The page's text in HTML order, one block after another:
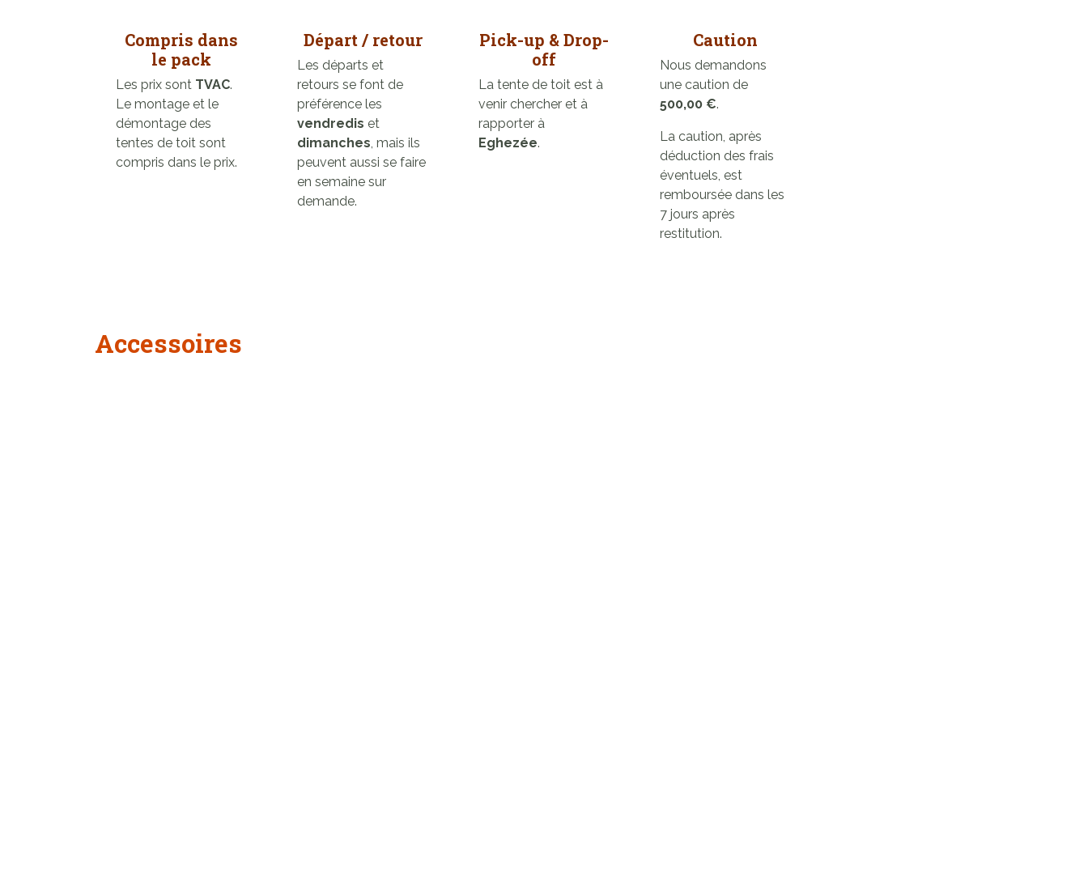
Compris dans
le pack
Les prix sont TVAC.
Le montage et le
démontage des
tentes de toit sont
compris dans le prix.
Départ / retour
Les départs et
retours se font de
préférence les
vendredis et
dimanches, mais ils
peuvent aussi se faire
en semaine sur
demande.
Pick-up & Drop-
off
La tente de toit est à
venir chercher et à
rapporter à
Eghezée.
Caution
Nous demandons
une caution de
500,00 €.
La caution, après
déduction des frais
éventuels, est
remboursée dans les
7 jours après
restitution.
Accessoires